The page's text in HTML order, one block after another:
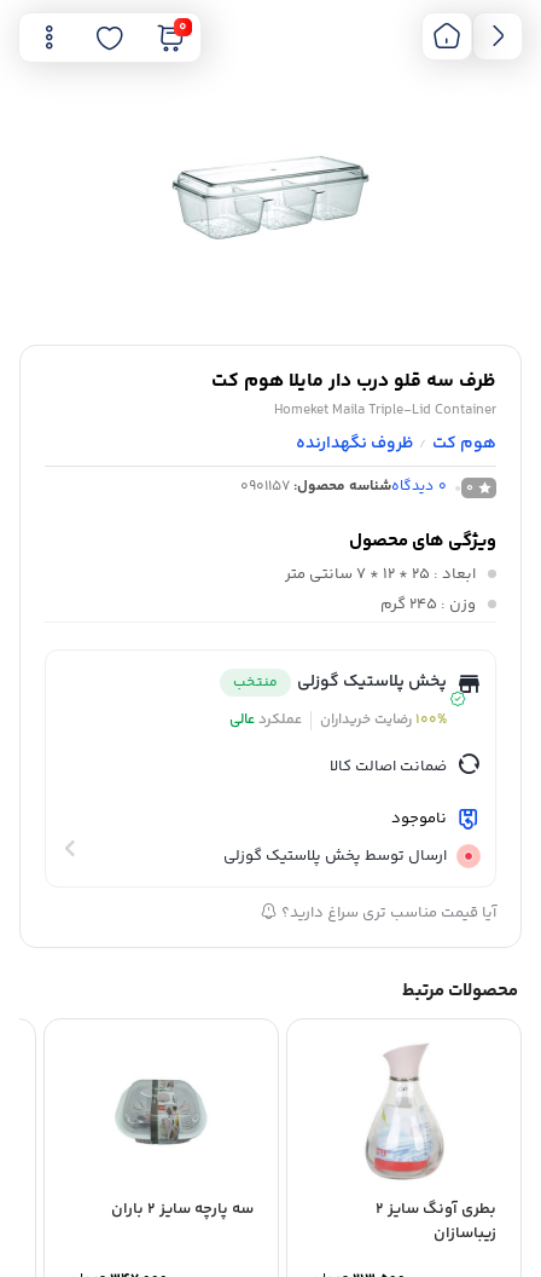
0
ظرف سه قلو درب دار مایلا هوم کت
Homeket Maila Triple-Lid Container
هوم کت / ظروف نگهدارنده
0
0 دیدگاهشناسه محصول: 0901157
ویژگی های محصول
ابعاد : 25 * 12 * 7 سانتی متر
وزن : 245 گرم
پخش پلاستیک گوزلی
منتخب
100%رضایت خریداران عملکردعالی
ضمانت اصالت کالا
ناموجود
ارسال توسط پخش پلاستیک گوزلی
آیا قیمت مناسب تری سراغ دارید؟
محصولات مرتبط
بطری آونگ سایز 2
زیباسازان
سه پارچه سایز 2 باران